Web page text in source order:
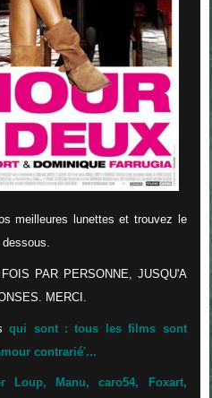
meilleures lunettes et trouvez le
PAR PERSONNE, JUSQU'A
MERCI.
qui sont : tous les films sont
contrarié'...
Loup, Manu, caro54, Foxart,